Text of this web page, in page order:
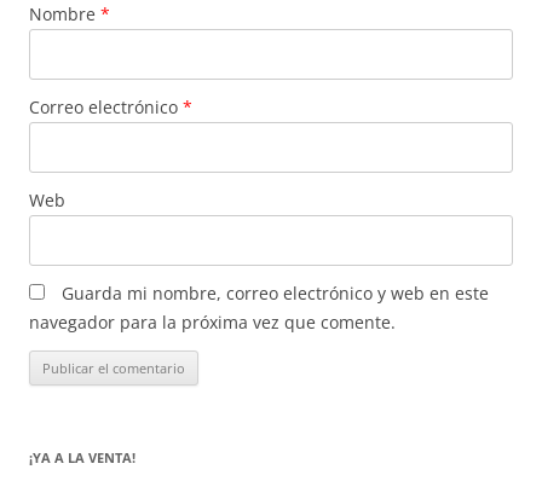
Nombre *
Correo electrónico *
Web
Guarda mi nombre, correo electrónico y web en este
navegador para la próxima vez que comente.
¡YA A LA VENTA!